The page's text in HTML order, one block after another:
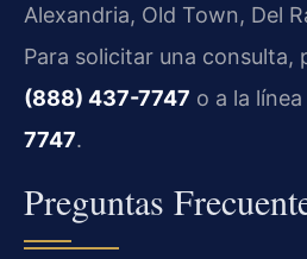
Alexandria, Old Town, Del
Para solicitar una consulta,
(888) 437-7747 o a la
7747.
Preguntas